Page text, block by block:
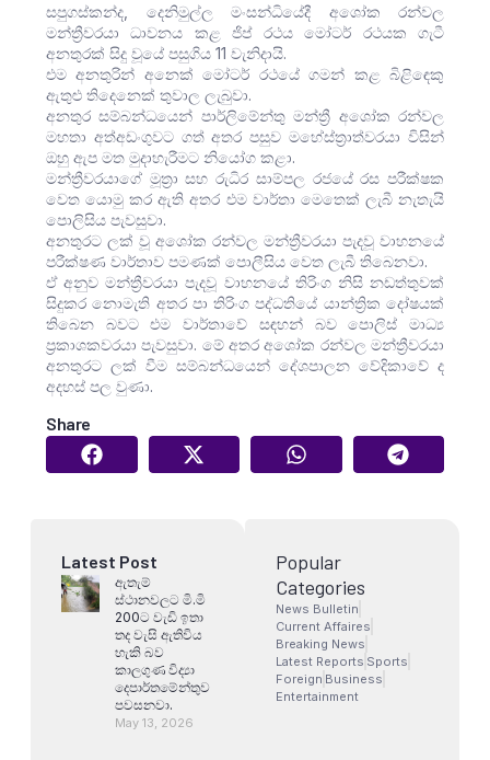
සපුගස්කන්ද, දෙනිමුල්ල මංසන්ධියේදී අශෝක රන්වල
මන්ත්‍රීවරයා ධාවනය කළ ජිප් රථය මෝටර් රථයක ගැටී
අනතුරක් සිදු වූයේ පසුගිය 11 වැනිදායි.
එම අනතුරින් අනෙක් මෝටර් රථයේ ගමන් කළ බිළිඳෙකු
ඇතුළු තිදෙනෙක් තුවාල ලැබුවා.
අනතුර සම්බන්ධයෙන් පාර්ලිමේන්තු මන්ත්‍රී අශෝක රන්වල
මහතා අත්අඩංගුවට ගත් අතර පසුව මහේස්ත්‍රාත්වරයා විසින්
ඔහු ඇප මත මුදාහැරීමට නියෝග කළා.
මන්ත්‍රීවරයාගේ මූත්‍රා සහ රුධිර සාම්පල රජයේ රස පරීක්ෂක
වෙත යොමු කර ඇති අතර එම වාර්තා මෙතෙක් ලැබී නැතැයි
පොලිසිය පැවසුවා.
අනතුරට ලක් වූ අශෝක රන්වල මන්ත්‍රීවරයා පැදවූ වාහනයේ
පරීක්ෂණ වාර්තාව පමණක් පොලීසිය වෙත ලැබී තිබෙනවා.
ඒ අනුව මන්ත්‍රීවරයා පැදවූ වාහනයේ තිරිංග නිසි නඩත්තුවක්
සිදුකර නොමැති අතර පා තිරිංග පද්ධතියේ යාන්ත්‍රික දෝෂයක්
තිබෙන බවට එම වාර්තාවේ සඳහන් බව පොලිස් මාධ්‍ය
ප්‍රකාශකවරයා පැවසුවා. මේ අතර අශෝක රන්වල මන්ත්‍රීවරයා
අනතුරට ලක් වීම සම්බන්ධයෙන් දේශපාලන වේදිකාවේ ද
අදහස් පල වුණා.
Share
Latest Post
ඇතැම්
ස්ථානවලට මි.මි
200ට වැඩි ඉතා
තද වැසි ඇතිවිය
හැකි බව
කාලගුණ විද්‍යා
දෙපාර්තමේන්තුව
පවසනවා.
May 13, 2026
Popular
Categories
News Bulletin
Current Affaires
Breaking News
Latest Reports Sports
Foreign Business
Entertainment